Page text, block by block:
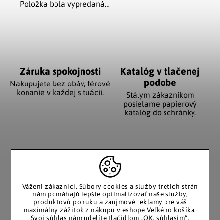
Vážení zákazníci. Súbory cookies a služby tretích strán
nám pomáhajú lepšie optimalizovať naše služby,
produktovú ponuku a záujmové reklamy pre váš
maximálny zážitok z nákupu v eshope Veľkého košíka.
Svoj súhlas nám udelíte tlačidlom „OK, súhlasím“.
Položka bola vypredaná…
Záruka spokojnosti
Nakupujete bez obáv, férové
​​konanie v každej situácii.
Katalóg v tlačenej
podobe
Stálym zákazníkom
posielame papierový
katalóg do schránky.
máme tisíce spokojných
zákazníkov.
Značkový tovar s garanciou
pôvodu. Rýchle odoslanie z
Česka.